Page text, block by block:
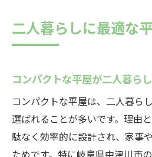
シンプルモダンなコ
コンパクトな平屋で家
夫婦二人に最適なコン
コンパクトな平屋の収
木の温もり感じるコ
二人暮らしに最適な
コンパクトな平屋が二人暮ら
コンパクトな平屋は、二人暮ら
選ばれることが多いです。理由
駄なく効率的に設計され、家事
ためです。特に岐阜県中津川市